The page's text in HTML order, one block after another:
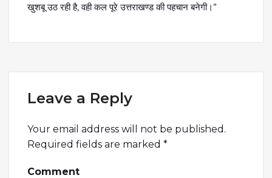
खुशबू उठ रही है, वही कल पूरे उत्तराखण्ड की पहचान बनेगी।”
Leave a Reply
Your email address will not be published.
Required fields are marked *
Comment